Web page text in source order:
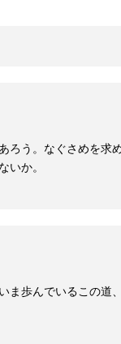
ろう。なぐさめを求
いか。
ま歩んでいるこの道